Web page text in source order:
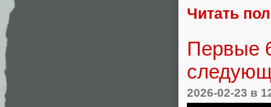
Читать
Первые
2026-02-23 в